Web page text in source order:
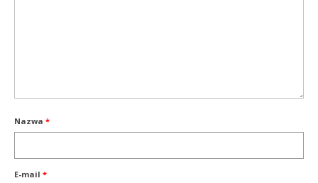
Nazwa *
E-mail *